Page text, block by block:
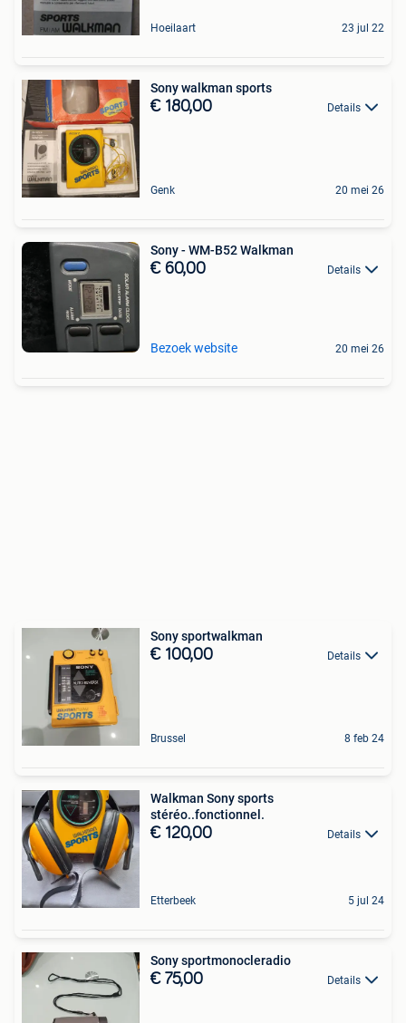
Hoeilaart 23 jul 22
Sony walkman sports
€ 180,00 Details
Genk 20 mei 26
Sony - WM-B52 Walkman
€ 60,00 Details
Bezoek website 20 mei 26
Sony sportwalkman
€ 100,00 Details
Brussel 8 feb 24
Walkman Sony sports
stéréo..fonctionnel.
€ 120,00 Details
Etterbeek 5 jul 24
Sony sportmonocleradio
€ 75,00 Details